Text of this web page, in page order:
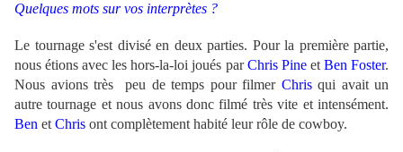
Quelques mots sur vos interprètes ?
Le tournage s'est divisé en deux parties. Pour la première partie,
nous étions avec les hors-la-loi joués parChris Pineet Ben Foster.
Nous avions très peu de temps pour filmer Chrisqui avait un
autre tournage et nous avons donc filmé très vite et intensément.
Ben et Chris ont complètement habité leur rôle de cowboy.